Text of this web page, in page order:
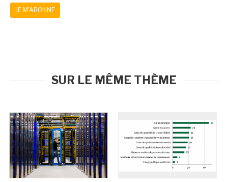
JE M'ABONNE
SUR LE MÊME THÈME